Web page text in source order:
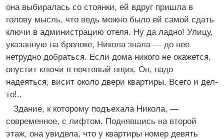
она выбиралась со стоянки, ей вдруг пришла в
голову мысль, что ведь можно было ей самой сдать
ключи в администрацию отеля. Ну да ладно! Улицу,
указанную на брелоке, Никола знала — до нее
нетрудно добраться. Если дома никого не окажется,
опустит ключи в почтовый ящик. Он, надо
надеяться, висит около двери квартиры. Всего и дел-
то!..
Здание, к которому подъехала Никола, —
современное, с лифтом. Поднявшись на второй
этаж, она увидела, что у квартиры номер девять